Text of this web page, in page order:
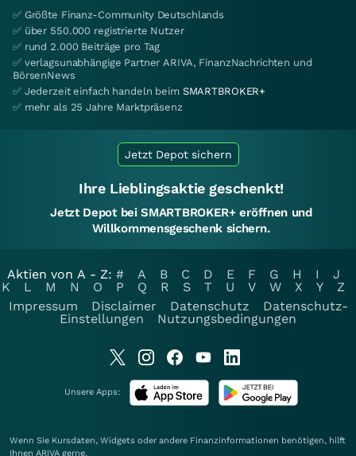
✅ Größte Finanz-Community Deutschlands
✅ über 550.000 registrierte Nutzer
✅ rund 2.000 Beiträge pro Tag
✅ verlagsunabhängige Partner ARIVA, FinanzNachrichten und
BörsenNews
✅ Jederzeit einfach handeln beim SMARTBROKER+
✅ mehr als 25 Jahre Marktpräsenz
Jetzt Depot sichern
Ihre Lieblingsaktie geschenkt!
Jetzt Depot bei SMARTBROKER+ eröffnen und
Willkommensgeschenk sichern.
Aktien von A - Z: # A B C D E F G H I
J
K
L M N O P Q R S T U V W X Y
Z
Impressum
Disclaimer Datenschutz
Datenschutz-
Einstellungen
Nutzungsbedingungen
Unsere Apps:
Wenn Sie Kursdaten, Widgets oder andere Finanzinformationen benötigen, hilft
Ihnen ARIVA gerne.